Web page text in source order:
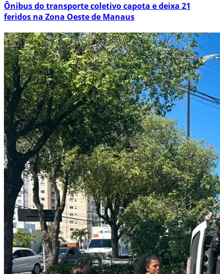
Ônibus do transporte coletivo capota e deixa 21
feridos na Zona Oeste de Manaus